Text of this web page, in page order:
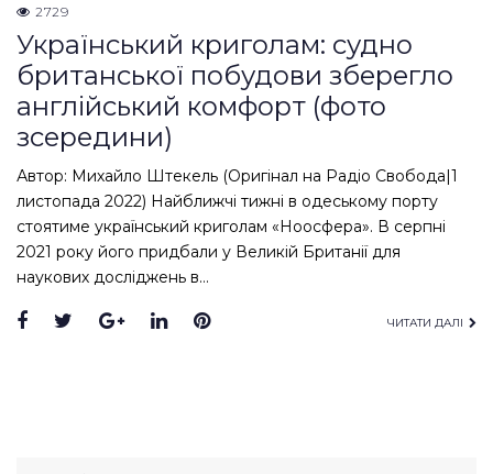
2729
Український криголам: судно
британської побудови зберегло
англійський комфорт (фото
зсередини)
Автор: Михайло Штекель (Оригінал на Радіо Свобода|1
листопада 2022) Найближчі тижні в одеському порту
стоятиме український криголам «Ноосфера». В серпні
2021 року його придбали у Великій Британії для
наукових досліджень в…
Facebook
TwitterGoogle+
LinkedInPinterest ЧИТАТИ ДАЛІ